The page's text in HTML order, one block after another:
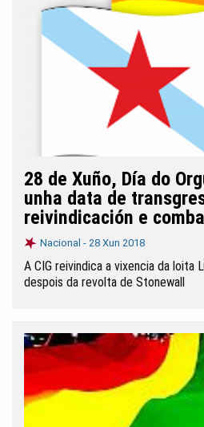
28 de Xuño, Día do
unha data de
reivindicación e
Nacional - 28 Xun 2018
A CIG reivindica a vixencia da loita
despois da revolta de Stonewall